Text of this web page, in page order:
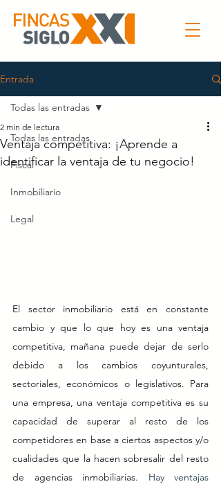
Entrada
Todas las entradas
Fiscal
Inmobiliario
Legal
Todas las entradas
Ventaja competitiva: ¡Aprende a
identificar la ventaja de tu negocio!
2 min de lectura
El sector inmobiliario está en constante
cambio y que lo que hoy es una ventaja
competitiva, mañana puede dejar de serlo
debido a los cambios coyunturales,
sectoriales, económicos o legislativos. Para
una empresa, una ventaja competitiva es su
capacidad de superar al resto de los
competidores en base a ciertos aspectos y/o
cualidades que la hacen sobresalir del resto
de agencias inmobiliarias. Hay ventajas